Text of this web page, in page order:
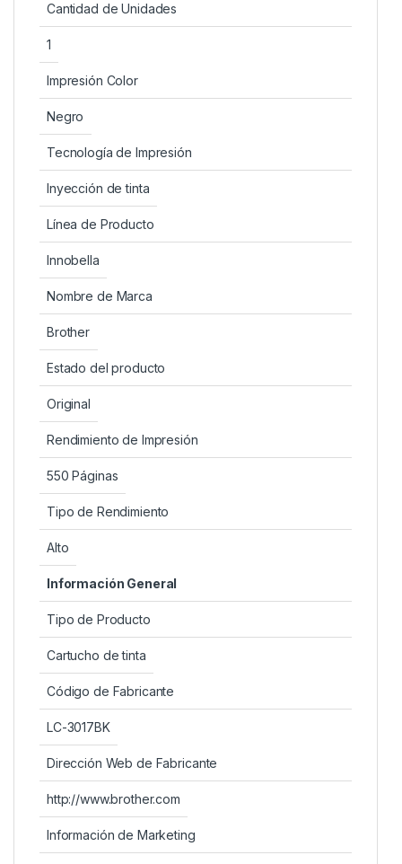
Cantidad de Unidades
1
Impresión Color
Negro
Tecnología de Impresión
Inyección de tinta
Línea de Producto
Innobella
Nombre de Marca
Brother
Estado del producto
Original
Rendimiento de Impresión
550 Páginas
Tipo de Rendimiento
Alto
Información General
Tipo de Producto
Cartucho de tinta
Código de Fabricante
LC-3017BK
Dirección Web de Fabricante
http://www.brother.com
Información de Marketing